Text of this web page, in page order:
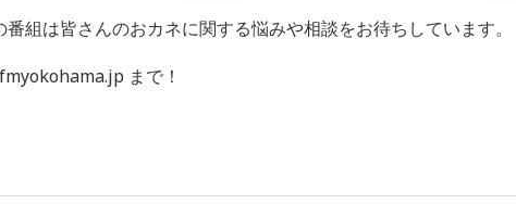
番組は皆さんのおカネに関する悩みや相談をお待ちしています。
まで！